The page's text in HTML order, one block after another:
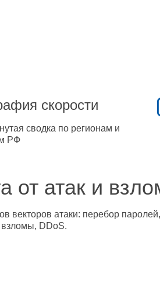
скорости
сводка по регионам и
РФ
от атак и
векторов атаки: перебор
взломы, DDoS.